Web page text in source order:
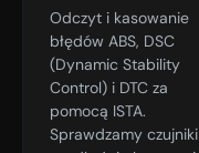
Odczyt i kasowanie
błędów ABS, DSC
(Dynamic Stability
Control) i DTC za
pomocą ISTA.
Sprawdzamy czujniki